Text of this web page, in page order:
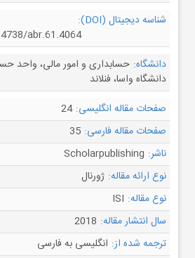
شناسه دیجیتال (DOI):
abr.61.4064
دانشگاه: حسابداری و امور مالی، واحد
دانشگاه واسا، فنلاند
صفحات مقاله انگلیسی: 24
صفحات مقاله فارسی: 35
ناشر: Scholarpublishing
نوع ارائه مقاله: ژورنال
نوع مقاله: ISI
سال انتشار مقاله: 2018
ترجمه شده از: انگلیسی به فارسی